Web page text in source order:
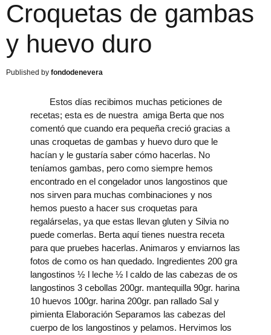
Croquetas de gambas
y huevo duro
fondodenevera
Estos días recibimos muchas peticiones de
recetas; esta es de nuestra amiga Berta que nos
comentó que cuando era pequeña creció gracias a
unas croquetas de gambas y huevo duro que le
hacían y le gustaría saber cómo hacerlas. No
teníamos gambas, pero como siempre hemos
encontrado en el congelador unos langostinos que
nos sirven para muchas combinaciones y nos
hemos puesto a hacer sus croquetas para
regalárselas, ya que estas llevan gluten y Silvia no
puede comerlas. Berta aquí tienes nuestra receta
para que pruebes hacerlas. Animaros y enviarnos las
fotos de como os han quedado. Ingredientes 200 gra
langostinos ½ l leche ½ l caldo de las cabezas de os
langostinos 3 cebollas 200gr. mantequilla 90gr. harina
10 huevos 100gr. harina 200gr. pan rallado Sal y
pimienta Elaboración Separamos las cabezas del
cuerpo de los langostinos y pelamos. Hervimos los